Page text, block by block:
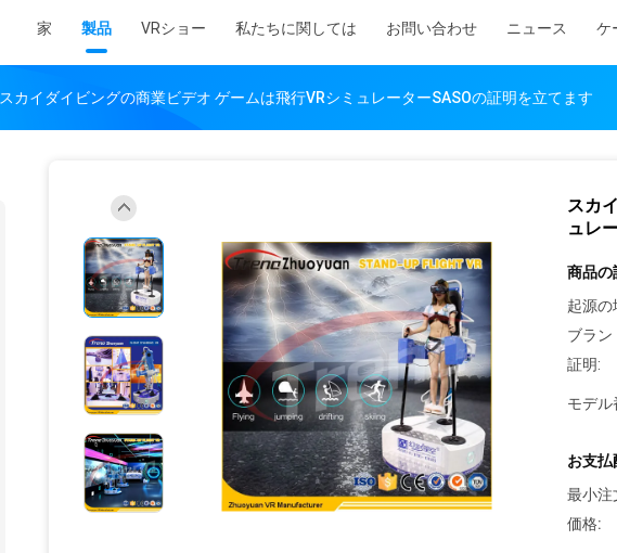
家 製品 VRショー 私たちに関しては お問い合わせ ニュース ケ
スカイダイビングの商業ビデオ ゲームは飛行VRシミュレーターSASOの証明を立てます
スカ
ュレ
商品の
起源の
ブラン
証明:
モデル
お支払
最小注
価格: